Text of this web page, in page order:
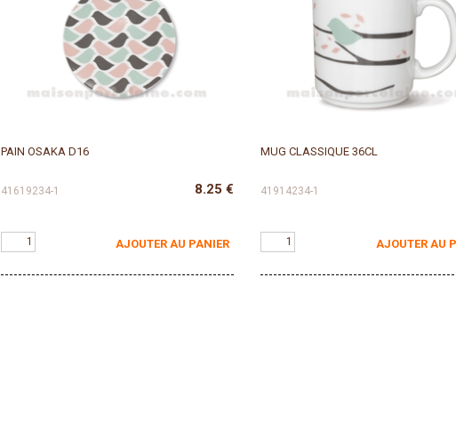
PAIN OSAKA D16
41619234-1 8.25 €
AJOUTER AU PANIER
MUG CLASSIQUE 36CL
41914234-1
AJOUTER AU